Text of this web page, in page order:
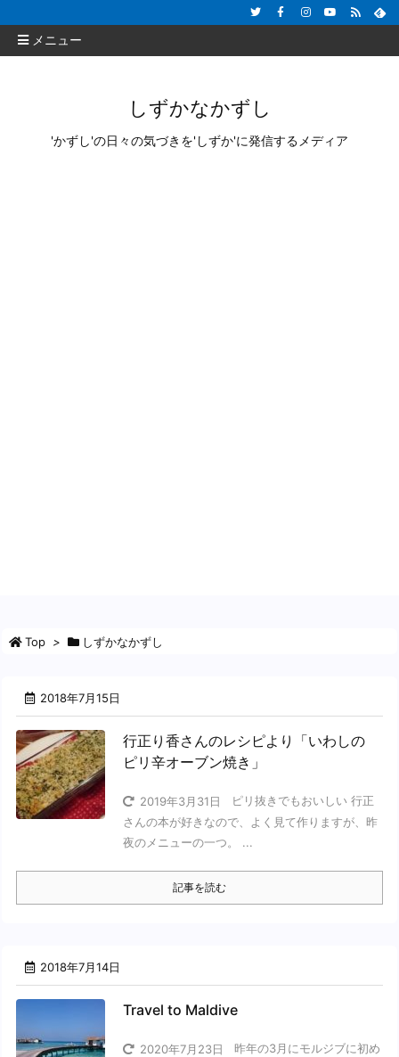
メニュー
しずかなかずし
'かずし'の日々の気づきを'しずか'に発信するメディア
Top > しずかなかずし
2018年7月15日
行正り香さんのレシピより「いわしの
ピリ辛オーブン焼き」
2019年3月31日
ピリ抜きでもおいしい 行正
さんの本が好きなので、よく見て作りますが、昨
夜のメニューの一つ。 ...
記事を読む
2018年7月14日
Travel to Maldive
2020年7月23日
昨年の3月にモルジブに初め